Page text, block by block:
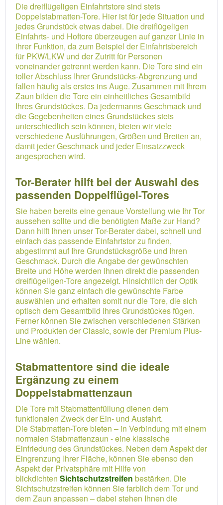
Die dreiflügeligen Einfahrtstore sind stets
Doppelstabmatten-Tore. Hier ist für jede Situation und
jedes Grundstück etwas dabei. Die dreiflügeligen
Einfahrts- und Hoftore überzeugen auf ganzer Linie in
ihrer Funktion, da zum Beispiel der Einfahrtsbereich
für PKW/LKW und der Zutritt für Personen
voneinander getrennt werden kann. Die Tore sind ein
toller Abschluss Ihrer Grundstücks-Abgrenzung und
fallen häufig als erstes ins Auge. Zusammen mit Ihrem
Zaun bilden die Tore ein einheitliches Gesamtbild
Ihres Grundstückes. Da jedermanns Geschmack und
die Gegebenheiten eines Grundstückes stets
unterschiedlich sein können, bieten wir viele
verschiedene Ausführungen, Größen und Breiten an,
damit jeder Geschmack und jeder Einsatzzweck
angesprochen wird.
Tor-Berater hilft bei der Auswahl des
passenden Doppelflügel-Tores
Sie haben bereits eine genaue Vorstellung wie Ihr Tor
aussehen sollte und die benötigten Maße zur Hand?
Dann hilft Ihnen unser Tor-Berater dabei, schnell und
einfach das passende Einfahrtstor zu finden,
abgestimmt auf Ihre Grundstücksgröße und Ihren
Geschmack. Durch die Angabe der gewünschten
Breite und Höhe werden Ihnen direkt die passenden
dreiflügeligen-Tore angezeigt. Hinsichtlich der Optik
können Sie ganz einfach die gewünschte Farbe
auswählen und erhalten somit nur die Tore, die sich
optisch dem Gesamtbild Ihres Grundstückes fügen.
Ferner können Sie zwischen verschiedenen Stärken
und Produkten der Classic, sowie der Premium Plus-
Line wählen.
Stabmattentore sind die ideale
Ergänzung zu einem
Doppelstabmattenzaun
Die Tore mit Stabmattenfüllung dienen dem
funktionalen Zweck der Ein- und Ausfahrt.
Die Stabmatten-Tore bieten – in Verbindung mit einem
normalen Stabmattenzaun - eine klassische
Einfriedung des Grundstückes. Neben dem Aspekt der
Eingrenzung Ihrer Fläche, können Sie ebenso den
Aspekt der Privatsphäre mit Hilfe von
blickdichten Sichtschutzstreifen bestärken. Die
Sichtschutzstreifen können Sie farblich dem Tor und
dem Zaun anpassen – dabei stehen Ihnen die